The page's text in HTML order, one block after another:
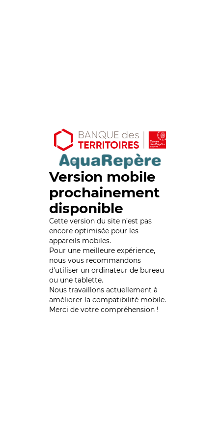
Version mobile
prochainement
disponible
Cette version du site n’est pas
encore optimisée pour les
appareils mobiles.
Pour une meilleure expérience,
nous vous recommandons
d'utiliser un ordinateur de bureau
ou une tablette.
Nous travaillons actuellement à
améliorer la compatibilité mobile.
Merci de votre compréhension !